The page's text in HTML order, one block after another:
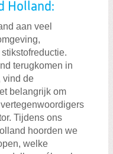
Holland:
aan veel
terugkomen in
vind de
belangrijk om
Tijdens ons
hoorden we
welke